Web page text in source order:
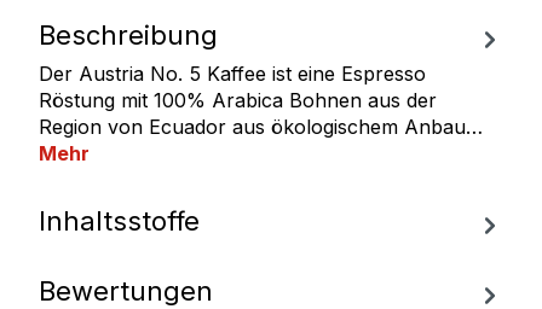
Beschreibung
Der Austria No. 5 Kaffee ist eine Espresso
Röstung mit 100% Arabica Bohnen aus der
Region von Ecuador aus ökologischem Anbau…
Mehr
Inhaltsstoffe
Bewertungen